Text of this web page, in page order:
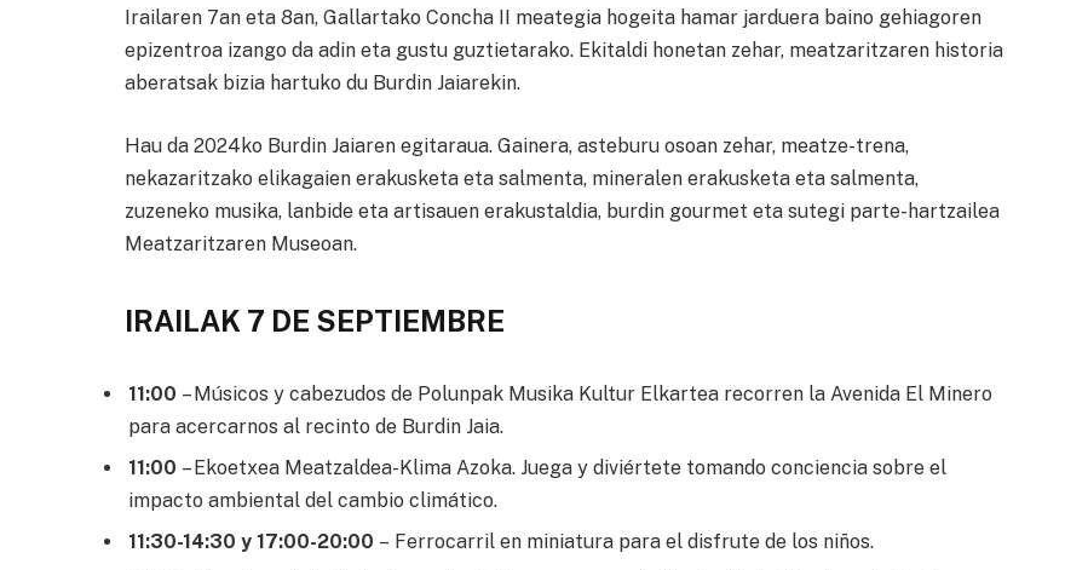
Irailaren 7an eta 8an, Gallartako Concha II meategia hogeita hamar jarduera baino gehiagoren
epizentroa izango da adin eta gustu guztietarako. Ekitaldi honetan zehar, meatzaritzaren historia
aberatsak bizia hartuko du Burdin Jaiarekin.
Hau da 2024ko Burdin Jaiaren egitaraua. Gainera, asteburu osoan zehar, meatze-trena,
nekazaritzako elikagaien erakusketa eta salmenta, mineralen erakusketa eta salmenta,
zuzeneko musika, lanbide eta artisauen erakustaldia, burdin gourmet eta sutegi parte-hartzailea
Meatzaritzaren Museoan.
IRAILAK 7 DE SEPTIEMBRE
11:00 – Músicos y cabezudos de Polunpak Musika Kultur Elkartea recorren la Avenida El Minero
para acercarnos al recinto de Burdin Jaia.
11:00 – Ekoetxea Meatzaldea-Klima Azoka. Juega y diviértete tomando conciencia sobre el
impacto ambiental del cambio climático.
11:30-14:30 y 17:00-20:00 – Ferrocarril en miniatura para el disfrute de los niños.